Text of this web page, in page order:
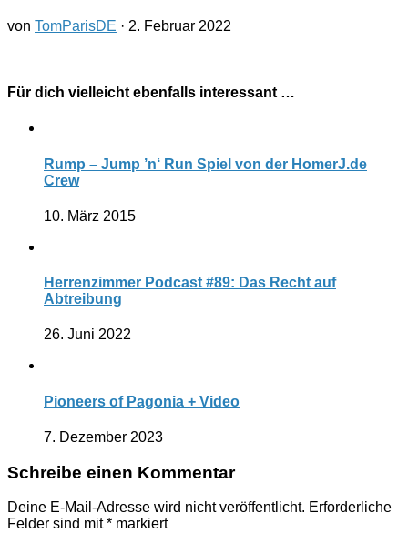
von TomParisDE · 2. Februar 2022
Für dich vielleicht ebenfalls interessant …
Rump – Jump ’n‘ Run Spiel von der HomerJ.de
Crew
10. März 2015
Herrenzimmer Podcast #89: Das Recht auf
Abtreibung
26. Juni 2022
Pioneers of Pagonia + Video
7. Dezember 2023
Schreibe einen Kommentar
Deine E-Mail-Adresse wird nicht veröffentlicht. Erforderliche
Felder sind mit* markiert